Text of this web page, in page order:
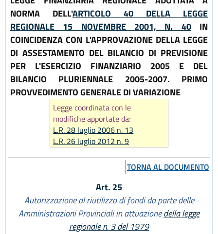
NORMA DELL'ARTICOLO 40 DELLA LEGGE
REGIONALE 15 NOVEMBRE 2001, N. 40IN
COINCIDENZA CON L'APPROVAZIONE DELLA LEGGE
DI ASSESTAMENTO DEL BILANCIO DI PREVISIONE
PER L'ESERCIZIO FINANZIARIO 2005 E DEL
BILANCIO PLURIENNALE 2005-2007. PRIMO
PROVVEDIMENTO GENERALE DI VARIAZIONE
Legge coordinata con le
modifiche apportate da:
L.R. 28 luglio 2006 n. 13
L.R. 26 luglio 2012 n. 9
L.R. 16 luglio 2015 n. 10
L.R. 1 agosto 2019 n. 17
TORNA AL DOCUMENTO
Art. 25
Autorizzazione al riutilizzo di fondi da parte delle
Amministrazioni Provinciali in attuazionedella legge
regionale n. 3 del 1979